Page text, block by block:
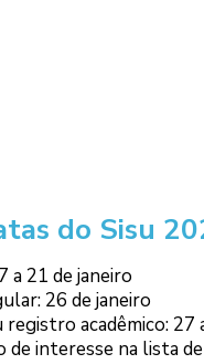
do Sisu
a 21 de janeiro
26 de janeiro
acadêmico: 27
de interesse na lista